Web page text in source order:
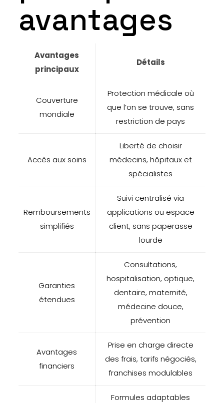
avantages
Avantages
principaux
Détails
Couverture
mondiale
Protection médicale où
que l’on se trouve, sans
restriction de pays
Accès aux soins
Liberté de choisir
médecins, hôpitaux et
spécialistes
Remboursements
simplifiés
Suivi centralisé via
applications ou espace
client, sans paperasse
lourde
Garanties
étendues
Consultations,
hospitalisation, optique,
dentaire, maternité,
médecine douce,
prévention
Avantages
financiers
Prise en charge directe
des frais, tarifs négociés,
franchises modulables
Formules adaptables